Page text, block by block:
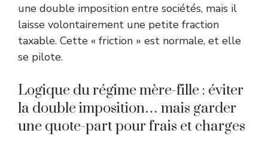
une double imposition entre sociétés, mais il
laisse volontairement une petite fraction
taxable. Cette « friction » est normale, et elle
se pilote.
Logique du régime mère-fille : éviter
la double imposition… mais garder
une quote-part pour frais et charges